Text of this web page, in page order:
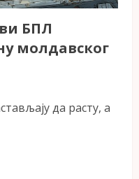
БПЛ
молдавског
да расту, а